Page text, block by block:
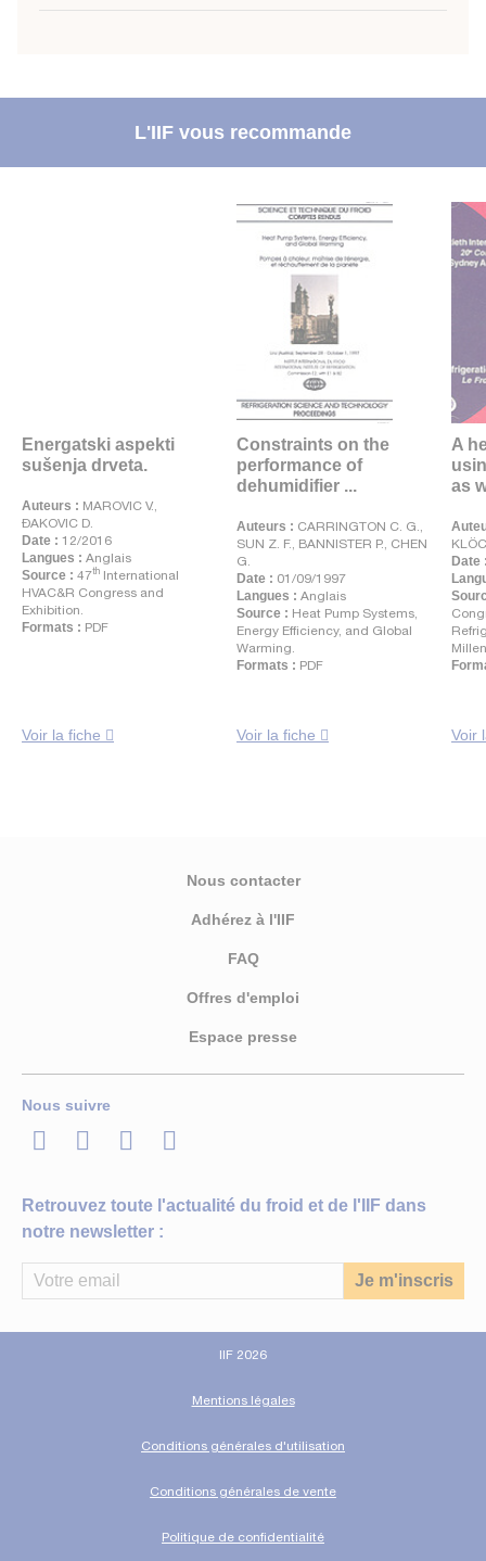
L'IIF vous recommande
Energatski aspekti
sušenja drveta.
Auteurs : MAROVIC V.,
ÐAKOVIC D.
Date : 12/2016
Langues : Anglais
Source : 47th International
HVAC&R Congress and
Exhibition.
Formats : PDF
Voir la fiche
Constraints on the
performance of
dehumidifier ...
Auteurs : CARRINGTON C. G.,
SUN Z. F., BANNISTER P., CHEN
G.
Date : 01/09/1997
Langues : Anglais
Source : Heat Pump Systems,
Energy Efficiency, and Global
Warming.
Formats : PDF
Voir la fiche
A
as
Date
Voir
Nous contacter
Adhérez à l'IIF
FAQ
Offres d'emploi
Espace presse
Nous suivre
LinkedIn
TwitterFacebook
Youtube
Retrouvez toute l'actualité du froid et de l'IIF dans
notre newsletter :
IIF 2026
Mentions légales
Conditions générales d'utilisation
Conditions générales de vente
Politique de confidentialité